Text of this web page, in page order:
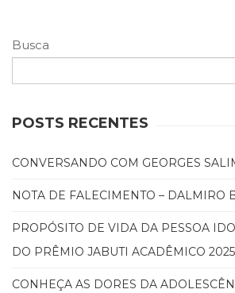
Busca
POSTS RECENTES
CONVERSANDO COM GEORGES
NOTA DE FALECIMENTO – DALMIRO
PROPÓSITO DE VIDA DA PESSOA
DO PRÊMIO JABUTI ACADÊMICO 2025
CONHEÇA AS DORES DA